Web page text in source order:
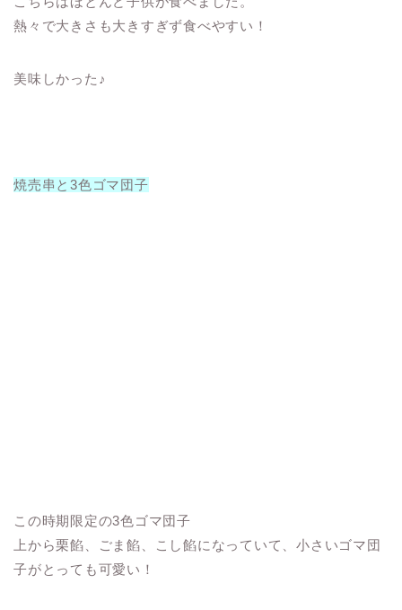
熱々で大きさも大きすぎず食べやすい！
美味しかった♪
焼売串と3色ゴマ団子
この時期限定の3色ゴマ団子
上から栗餡、ごま餡、こし餡になっていて、小さいゴマ団
子がとっても可愛い！